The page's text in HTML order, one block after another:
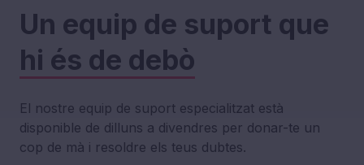
Un equip de suport que
hi és de debò
El nostre equip de suport especialitzat està
disponible de dilluns a divendres per donar-te un
cop de mà i resoldre els teus dubtes.